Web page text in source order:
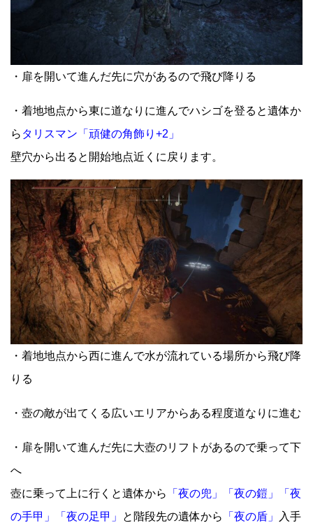
・扉を開いて進んだ先に穴があるので飛び降りる
・着地地点から東に道なりに進んでハシゴを登ると遺体か
ら タリスマン「頑健の角飾り+2」
壁穴から出ると開始地点近くに戻ります。
・着地地点から西に進んで水が流れている場所から飛び降
りる
・壺の敵が出てくる広いエリアからある程度道なりに進む
・扉を開いて進んだ先に大壺のリフトがあるので乗って下
へ
壺に乗って上に行くと遺体から
「夜の兜」「夜の鎧」「夜
の手甲」「夜の足甲」
と階段先の遺体から 「夜の盾」
入手